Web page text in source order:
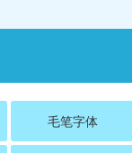
毛笔字体